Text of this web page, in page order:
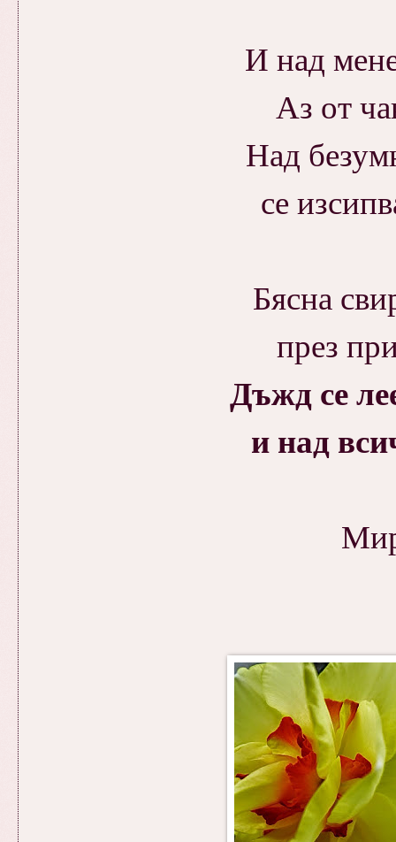
И над
Аз от
Над
се
Бясна
през
Дъжд се
и над